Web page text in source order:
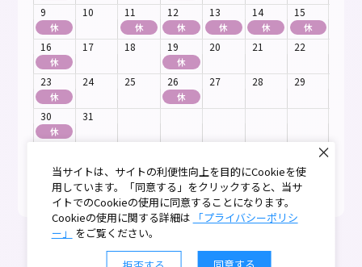
9
休
10 11
休
12
休
13
休
14
休
15
休
16
休
17 18 19
休
20 21 22
23
休
24 25 26
休
27 28 29
30
休
31
月・火・木・金・土： 9:00～17:00
定休日： 水・日・祝祭日・年末年始・お盆
当サイトは、サイトの利便性向上を目的にCookieを使
用しています。「同意する」をクリックすると、当サ
イトでのCookieの使用に同意することになります。
Cookieの使用に関する詳細は
「プライバシーポリシ
ー」
をご覧ください。
同意する